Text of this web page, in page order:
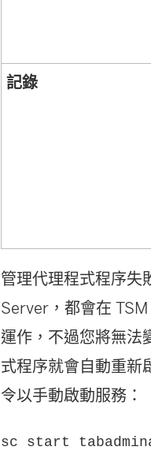
記錄
管理代理程式程序失
Server，都會在
運作，不過您將無法
式程序就會自動重新
令以手動啟動服務：
sc start